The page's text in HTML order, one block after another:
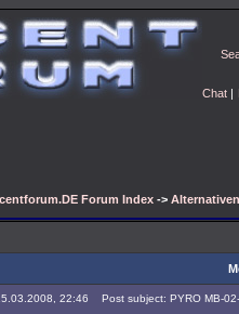
Chat |
Forum Index ->
22:46 Post subject: PYRO MB-